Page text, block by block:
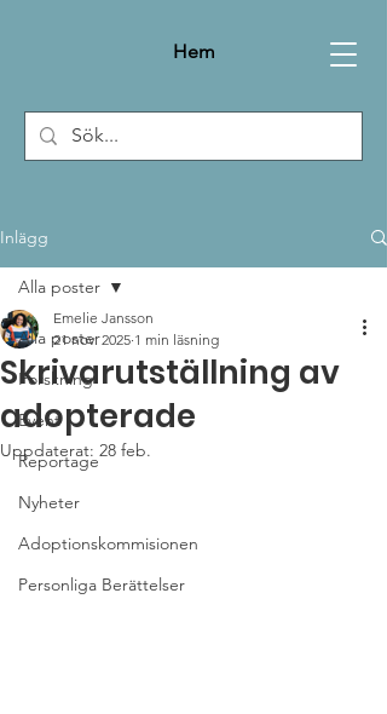
Hem
Inlägg
Alla poster
Forskning
Event
Reportage
Nyheter
Adoptionskommisionen
Personliga Berättelser
Alla poster
Skrivarutställning av
adopterade
Emelie Jansson
21 nov. 2025 1 min läsning
Uppdaterat: 28 feb.